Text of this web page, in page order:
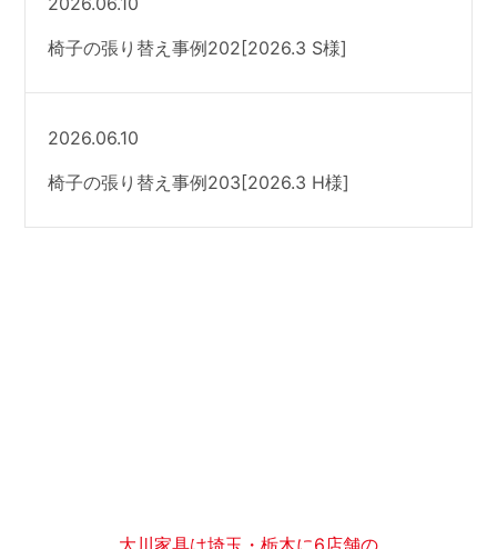
椅子の張り替え事例202[2026.3 S様]
2026.06.10
椅子の張り替え事例203[2026.3 H様]